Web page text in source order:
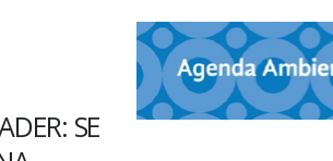
SE
SIN CATEGORÍA
FORMACIÓN
CORRECTO